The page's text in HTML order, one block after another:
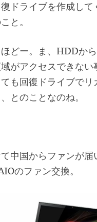
ドライブを作成して
と。
どー。ま、HDDか
域がアクセスできない
も回復ドライブでリ
とのことなのね。
中国からファンが届
のファン交換。